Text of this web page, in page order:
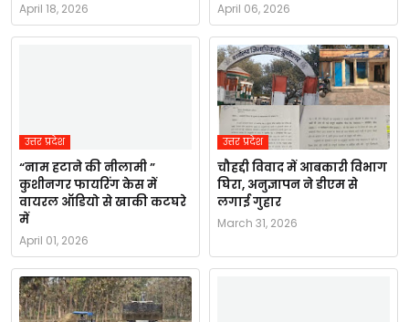
April 18, 2026 April 06, 2026
उत्तर प्रदेश
“नाम हटाने की नीलामी ”
कुशीनगर फायरिंग केस में
वायरल ऑडियो से खाकी कटघरे
में
April 01, 2026
उत्तर प्रदेश
चौहद्दी विवाद में आबकारी विभाग
घिरा, अनुज्ञापन ने डीएम से
लगाई गुहार
March 31, 2026